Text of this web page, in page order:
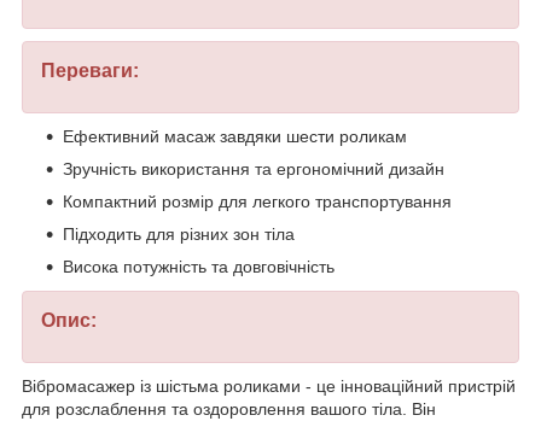
Переваги:
Ефективний масаж завдяки шести роликам
Зручність використання та ергономічний дизайн
Компактний розмір для легкого транспортування
Підходить для різних зон тіла
Висока потужність та довговічність
Опис:
Вібромасажер із шістьма роликами - це інноваційний пристрій
для розслаблення та оздоровлення вашого тіла. Він